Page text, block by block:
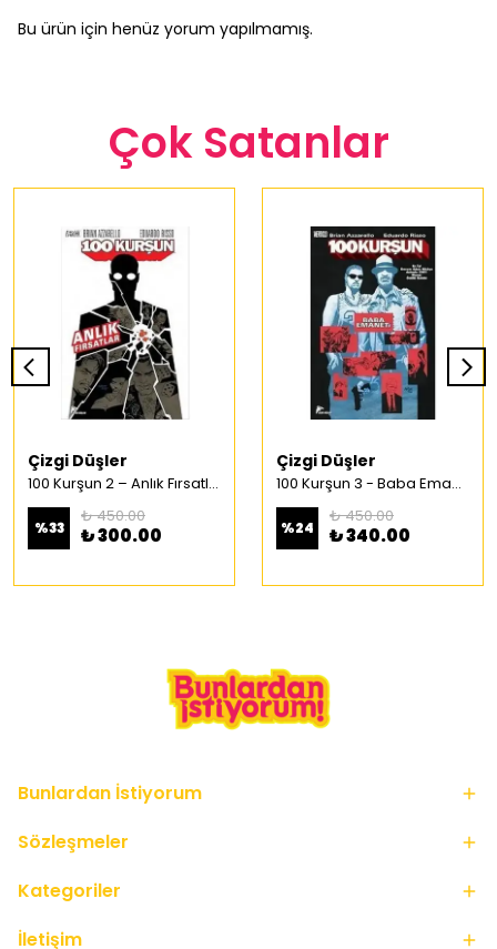
Bu ürün için henüz yorum yapılmamış.
Çok Satanlar
Çizgi Düşler
100 Kurşun 2 – Anlık Fırsatlar Türkçe Çizgi Roman
%33
₺ 450.00
₺ 300.00
Çizgi Düşler
100 Kurşun 3 - Baba Emaneti Türkçe Çizgi Roman
%24
₺ 450.00
₺ 340.00
Bunlardan İstiyorum
Sözleşmeler
Kategoriler
İletişim